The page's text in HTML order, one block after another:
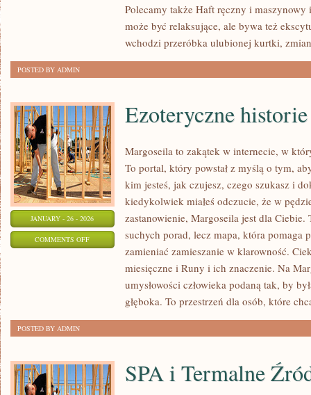
Polecamy także Haft ręczny i maszynowy
może być relaksujące, ale bywa też
wchodzi przeróbka ulubionej kurtki,
POSTED BY ADMIN
JANUARY - 26 - 2026
COMMENTS OFFON
EZOTERYCZNE
Ezoteryczne
Margoseila to zakątek w internecie, w
To portal, który powstał z myślą o tym,
kim jesteś, jak czujesz, czego szukasz i
kiedykolwiek miałeś odczucie, że w
zastanowienie, Margoseila jest dla
suchych porad, lecz mapa, która pomaga
zamieniać zamieszanie w klarowność.
miesięczne i Runy i ich znaczenie. Na
umysłowości człowieka podaną tak, by
głęboka. To przestrzeń dla osób, które
POSTED BY ADMIN
SPA i Termalne